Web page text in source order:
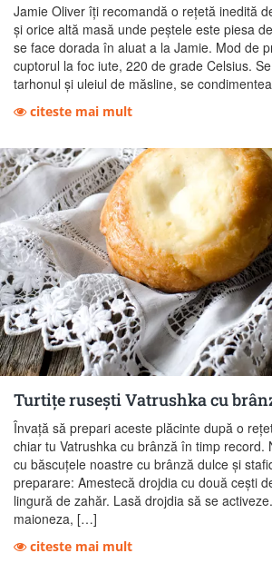
Jamie Oliver îți recomandă o rețetă inedită
și orice altă masă unde peștele este piesa
se face dorada în aluat a la Jamie. Mod de
cuptorul la foc iute, 220 de grade Celsius.
tarhonul și uleiul de măsline, se
citeste mai mult
Turtiţe ruseşti Vatrushka cu
Învaţă să prepari aceste plăcinte după o
chiar tu Vatrushka cu brânză în timp record.
cu băscuţele noastre cu brânză dulce şi
preparare: Amestecă drojdia cu două ceşti
lingură de zahăr. Lasă drojdia să se
maioneza, […]
citeste mai mult